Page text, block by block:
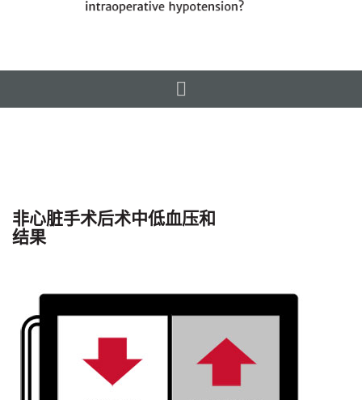
非心脏手术后术中低血压和
结果